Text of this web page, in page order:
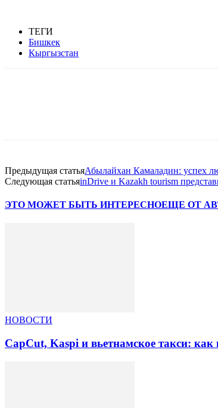
ТЕГИ
Бишкек
Кыргызстан
Предыдущая статьяАбылайхан Камаладин: успех
Следующая статьяinDrive и Kazakh tourism
ЭТО МОЖЕТ БЫТЬ ИНТЕРЕСНОЕЩЕ ОТ
НОВОСТИ
CapCut, Kaspi и вьетнамское такси: